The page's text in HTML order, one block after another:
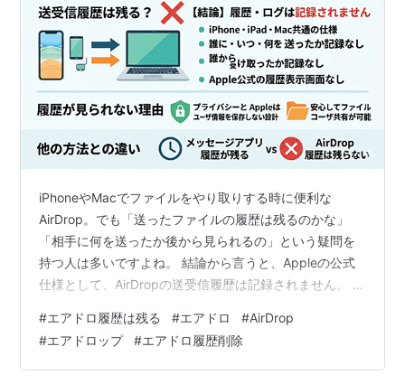
iPhoneやMacでファイルをやり取りする時に便利な
AirDrop。でも「送ったファイルの履歴は残るのかな」
「相手に何を送ったか後から見られるの」という疑問を
持つ人は多いですよね。 結論から言うと、Appleの公式
仕様として、AirDropの送受信履歴は記録されません。 こ
決しながら、安全に使うための設定も紹介していきま
す。ぜひ参考にしてみてください。 エアドロ履歴は残
る？見られる？ 送受信履歴は残らない仕様 エアドロ履歴
#エアドロ履歴は残る #エアドロ #AirDrop
#エアドロップ #エアドロ履歴削除